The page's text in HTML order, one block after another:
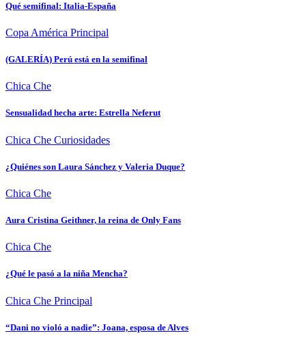
Qué semifinal: Italia-España
Copa América Principal
(GALERÍA) Perú está en la semifinal
Chica Che
Sensualidad hecha arte: Estrella Neferut
Chica Che Curiosidades
¿Quiénes son Laura Sánchez y Valeria Duque?
Chica Che
Aura Cristina Geithner, la reina de Only Fans
Chica Che
¿Qué le pasó a la niña Mencha?
Chica Che Principal
“Dani no violó a nadie”: Joana, esposa de Alves